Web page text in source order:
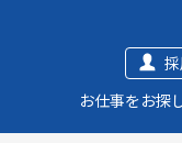
お仕事をお探